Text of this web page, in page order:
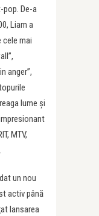
De-a
Liam a
cele mai
anger”,
lume și
MTV,
un nou
activ până
lansarea